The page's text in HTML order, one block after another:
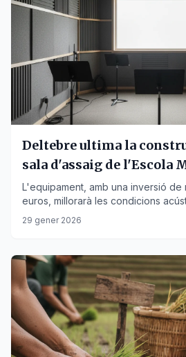
Deltebre ultima la
sala d'assaig de l'Escola
Música
L'equipament, amb una inversió de
euros, millorarà les condicions
d'Or i l'escola.
29 gener 2026